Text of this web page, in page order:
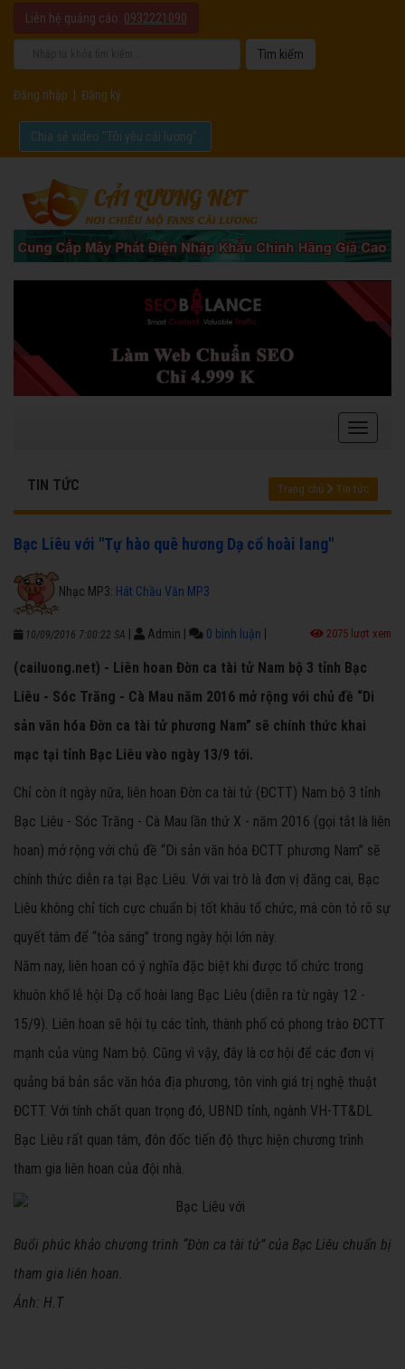
Liên hệ quảng cáo: 0932221090
Đăng nhập Đăng ký
Chia sẻ video "Tôi yêu cải lương".
TIN TỨC Trang chủ Tin tức
Bạc Liêu với "Tự hào quê hương Dạ cổ hoài lang"
Nhạc MP3: Hát Chầu Văn MP3
10/09/2016 7:00:22 SA Admin 0 bình luận 2075 lượt xem
(cailuong.net) - Liên hoan Đờn ca tài tử Nam bộ 3 tỉnh Bạc
Liêu - Sóc Trăng - Cà Mau năm 2016 mở rộng với chủ đề “Di
sản văn hóa Đờn ca tài tử phương Nam” sẽ chính thức khai
mạc tại tỉnh Bạc Liêu vào ngày 13/9 tới.
Chỉ còn ít ngày nữa, liên hoan Đờn ca tài tử (ĐCTT) Nam bộ 3 tỉnh
Bạc Liêu - Sóc Trăng - Cà Mau lần thứ X - năm 2016 (gọi tắt là liên
hoan) mở rộng với chủ đề “Di sản văn hóa ĐCTT phương Nam” sẽ
chính thức diễn ra tại Bạc Liêu. Với vai trò là đơn vị đăng cai, Bạc
Liêu không chỉ tích cực chuẩn bị tốt khâu tổ chức, mà còn tỏ rõ sự
quyết tâm để “tỏa sáng” trong ngày hội lớn này.
Năm nay, liên hoan có ý nghĩa đặc biệt khi được tổ chức trong
khuôn khổ lễ hội Dạ cổ hoài lang Bạc Liêu (diễn ra từ ngày 12 -
15/9). Liên hoan sẽ hội tụ các tỉnh, thành phố có phong trào ĐCTT
mạnh của vùng Nam bộ. Cũng vì vậy, đây là cơ hội để các đơn vị
quảng bá bản sắc văn hóa địa phương, tôn vinh giá trị nghệ thuật
ĐCTT. Với tính chất quan trọng đó, UBND tỉnh, ngành VH-TT&DL
Bạc Liêu rất quan tâm, đôn đốc tiến độ thực hiện chương trình
tham gia liên hoan của đội nhà.
Buổi phúc khảo chương trình “Đờn ca tài tử” của Bạc Liêu chuẩn bị
tham gia liên hoan.
Ảnh: H.T